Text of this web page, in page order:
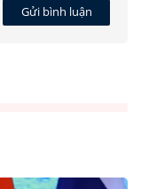
Gửi bình luận